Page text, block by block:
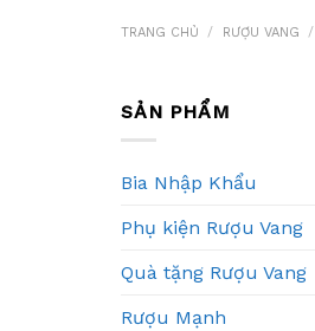
TRANG CHỦ / RƯỢU VANG /
SẢN PHẨM
Bia Nhập Khẩu
Phụ kiện Rượu Vang
Quà tặng Rượu Vang
Rượu Mạnh